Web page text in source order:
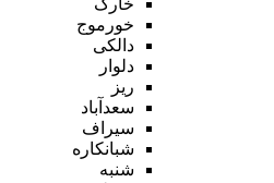
خورموج
دالکی
دلوار
ریز
سعدآباد
سیراف
شبانکاره
شنبه